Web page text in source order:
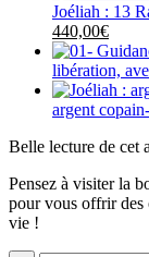
Joéliah : 13
Le
prix
initial
était :
480,00€.
440,00€Le
prix
actuel
est :
libération,
argent
Belle lecture de cet
Pensez à visiter la
pour vous offrir des
vie !